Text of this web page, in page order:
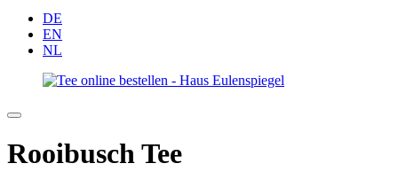
DE
EN
NL
Rooibusch Tee